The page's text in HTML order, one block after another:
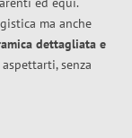
ma anche
dettagliata e
senza